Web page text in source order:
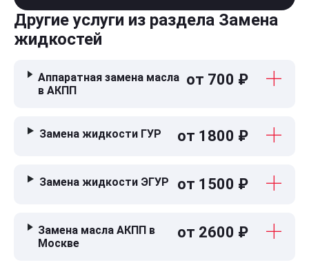
Другие услуги из раздела Замена
жидкостей
Аппаратная замена масла
в АКПП
от 700 ₽
Замена жидкости ГУР от 1800 ₽
Замена жидкости ЭГУР от 1500 ₽
Замена масла АКПП в
Москве
от 2600 ₽